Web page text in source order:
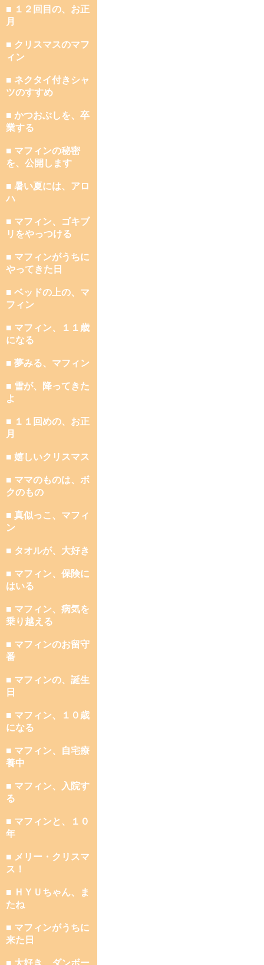
■ １２回目の、お正
月
■ クリスマスのマフ
ィン
■ ネクタイ付きシャ
ツのすすめ
■ かつおぶしを、卒
業する
■ マフィンの秘密
を、公開します
■ 暑い夏には、アロ
ハ
■ マフィン、ゴキブ
リをやっつける
■ マフィンがうちに
やってきた日
■ ベッドの上の、マ
フィン
■ マフィン、１１歳
になる
■ 夢みる、マフィン
■ 雪が、降ってきた
よ
■ １１回めの、お正
月
■ 嬉しいクリスマス
■ ママのものは、ボ
クのもの
■ 真似っこ、マフィ
ン
■ タオルが、大好き
■ マフィン、保険に
はいる
■ マフィン、病気を
乗り越える
■ マフィンのお留守
番
■ マフィンの、誕生
日
■ マフィン、１０歳
になる
■ マフィン、自宅療
養中
■ マフィン、入院す
る
■ マフィンと、１０
年
■ メリー・クリスマ
ス！
■ ＨＹＵちゃん、ま
たね
■ マフィンがうちに
来た日
■ 大好き、ダンボー